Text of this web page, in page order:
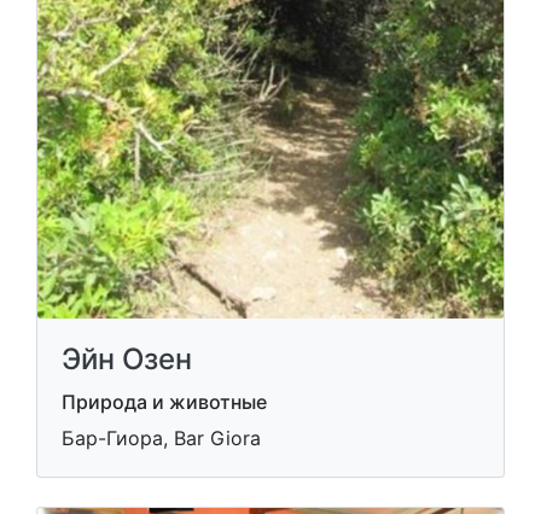
Эйн Озен
Природа и животные
Бар-Гиора, Bar Giora